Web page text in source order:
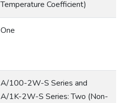
Temperature Coefficient)
One
A/100-2W-S Series and
A/1K-2W-S Series: Two (Non-